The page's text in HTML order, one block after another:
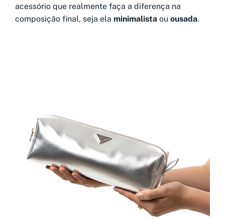
acessório que realmente faça a diferença na
composição final, seja ela minimalista ou ousada.